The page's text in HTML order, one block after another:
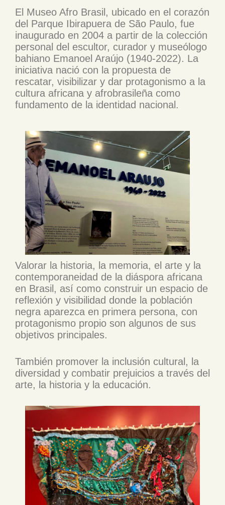
El Museo Afro Brasil, ubicado en el corazón
del Parque Ibirapuera de São Paulo, fue
inaugurado en 2004 a partir de la colección
personal del escultor, curador y museólogo
bahiano Emanoel Araújo (1940-2022). La
iniciativa nació con la propuesta de
rescatar, visibilizar y dar protagonismo a la
cultura africana y afrobrasileña como
fundamento de la identidad nacional.
Valorar la historia, la memoria, el arte y la
contemporaneidad de la diáspora africana
en Brasil, así como construir un espacio de
reflexión y visibilidad donde la población
negra aparezca en primera persona, con
protagonismo propio son algunos de sus
objetivos principales.
También promover la inclusión cultural, la
diversidad y combatir prejuicios a través del
arte, la historia y la educación.